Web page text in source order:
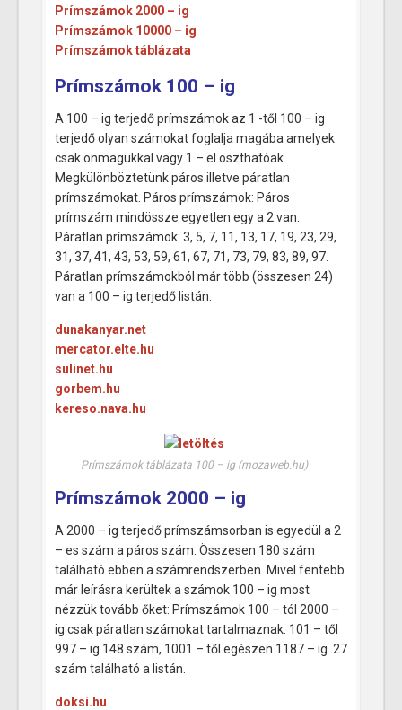
Prímszámok 2000 – ig
Prímszámok 10000 – ig
Prímszámok táblázata
Prímszámok 100 – ig
A 100 – ig terjedő prímszámok az 1 -től 100 – ig
terjedő olyan számokat foglalja magába amelyek
csak önmagukkal vagy 1 – el oszthatóak.
Megkülönböztetünk páros illetve páratlan
prímszámokat. Páros prímszámok: Páros
prímszám mindössze egyetlen egy a 2 van.
Páratlan prímszámok: 3, 5, 7, 11, 13, 17, 19, 23, 29,
31, 37, 41, 43, 53, 59, 61, 67, 71, 73, 79, 83, 89, 97.
Páratlan prímszámokból már több (összesen 24)
van a 100 – ig terjedő listán.
dunakanyar.net
mercator.elte.hu
sulinet.hu
gorbem.hu
kereso.nava.hu
Prímszámok táblázata 100 – ig (mozaweb.hu)
Prímszámok 2000 – ig
A 2000 – ig terjedő prímszámsorban is egyedül a 2
– es szám a páros szám. Összesen 180 szám
található ebben a számrendszerben. Mivel fentebb
már leírásra kerültek a számok 100 – ig most
nézzük tovább őket: Prímszámok 100 – tól 2000 –
ig csak páratlan számokat tartalmaznak. 101 – től
997 – ig 148 szám, 1001 – től egészen 1187 – ig 27
szám található a listán.
doksi.hu